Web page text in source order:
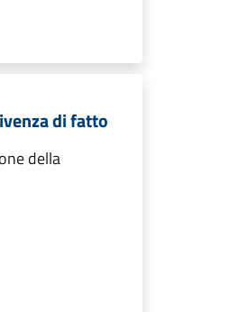
di fatto
della